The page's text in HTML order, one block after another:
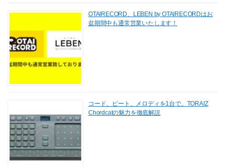
OTAIRECORD、LEBEN by OTAIRECORDはお
盆期間中も通常営業いたします！
コード、ビート、メロディを1台で。TORAIZ
Chordcatの魅力を徹底解説